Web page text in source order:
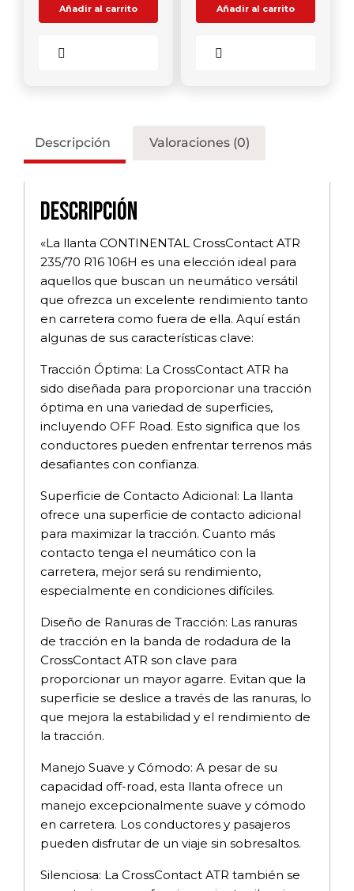
Añadir al carrito Añadir al carrito
Descripción Valoraciones (0)
Descripción
«La llanta CONTINENTAL CrossContact ATR
235/70 R16 106H es una elección ideal para
aquellos que buscan un neumático versátil
que ofrezca un excelente rendimiento tanto
en carretera como fuera de ella. Aquí están
algunas de sus características clave:
Tracción Óptima: La CrossContact ATR ha
sido diseñada para proporcionar una tracción
óptima en una variedad de superficies,
incluyendo OFF Road. Esto significa que los
conductores pueden enfrentar terrenos más
desafiantes con confianza.
Superficie de Contacto Adicional: La llanta
ofrece una superficie de contacto adicional
para maximizar la tracción. Cuanto más
contacto tenga el neumático con la
carretera, mejor será su rendimiento,
especialmente en condiciones difíciles.
Diseño de Ranuras de Tracción: Las ranuras
de tracción en la banda de rodadura de la
CrossContact ATR son clave para
proporcionar un mayor agarre. Evitan que la
superficie se deslice a través de las ranuras, lo
que mejora la estabilidad y el rendimiento de
la tracción.
Manejo Suave y Cómodo: A pesar de su
capacidad off-road, esta llanta ofrece un
manejo excepcionalmente suave y cómodo
en carretera. Los conductores y pasajeros
pueden disfrutar de un viaje sin sobresaltos.
Silenciosa: La CrossContact ATR también se